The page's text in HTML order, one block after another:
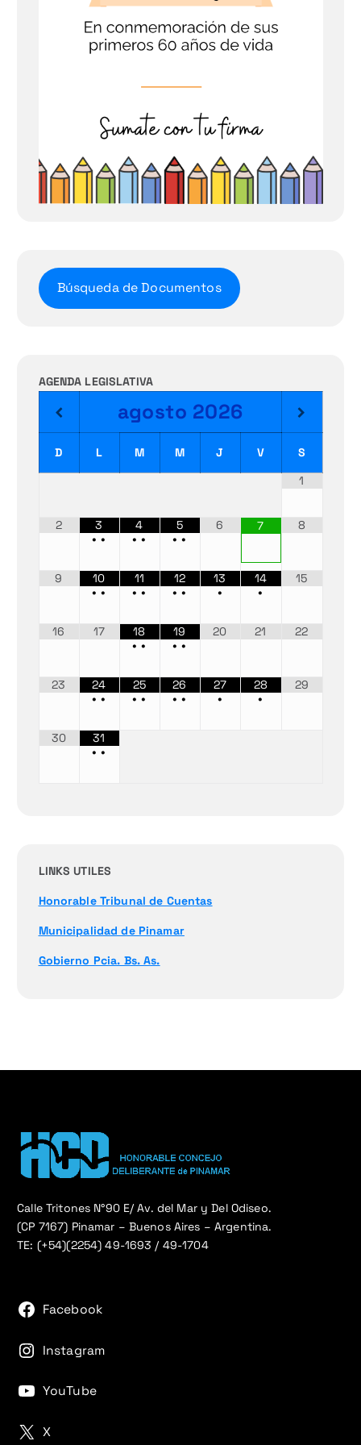
Búsqueda de Documentos
AGENDA LEGISLATIVA
agosto 2026
D L M M J V
S
1
2
3
••
4
••
5
••
6 7 8
9
10
••
11
••
12
••
13
•
14
•
15
16 17
18
••
19
••
20 21 22
23
24
••
25
••
26
••
27
•
28
•
29
30
31
••
LINKS UTILES
Honorable Tribunal de Cuentas
Municipalidad de Pinamar
Gobierno Pcia. Bs. As.
Calle Tritones N°90 E/ Av. del Mar y Del Odiseo.
(CP 7167) Pinamar – Buenos Aires – Argentina.
TE: (+54)(2254) 49-1693 / 49-1704
Facebook
Instagram
YouTube
X